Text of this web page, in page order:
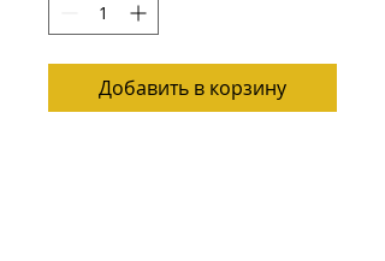
Добавить в корзину